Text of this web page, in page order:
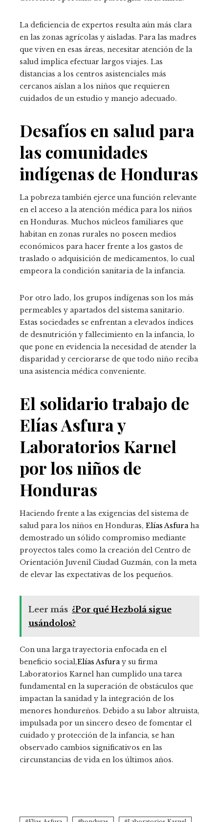
La deficiencia de expertos resulta aún más clara
en las zonas agrícolas y aisladas. Para las madres
que viven en esas áreas, necesitar atención de la
salud implica efectuar largos viajes. Las
distancias a los centros asistenciales más
cercanos aíslan a los niños que requieren
cuidados de un estudio y manejo adecuado.
Desafíos en salud para
las comunidades
indígenas de Honduras
La pobreza también ejerce una función relevante
en el acceso a la atención médica para los niños
en Honduras. Muchos núcleos familiares que
habitan en zonas rurales no poseen medios
económicos para hacer frente a los gastos de
traslado o adquisición de medicamentos, lo cual
empeora la condición sanitaria de la infancia.
Por otro lado, los grupos indígenas son los más
permeables y apartados del sistema sanitario.
Estas sociedades se enfrentan a elevados índices
de desnutrición y fallecimiento en la infancia, lo
que pone en evidencia la necesidad de atender la
disparidad y cerciorarse de que todo niño reciba
una asistencia médica conveniente.
El solidario trabajo de
Elías Asfura y
Laboratorios Karnel
por los niños de
Honduras
Haciendo frente a las exigencias del sistema de
salud para los niños en Honduras, Elías Asfura ha
demostrado un sólido compromiso mediante
proyectos tales como la creación del Centro de
Orientación Juvenil Ciudad Guzmán, con la meta
de elevar las expectativas de los pequeños.
Leer más ¿Por qué Hezbolá sigue
usándolos?
Con una larga trayectoria enfocada en el
beneficio social,Elías Asfura y su firma
Laboratorios Karnel han cumplido una tarea
fundamental en la superación de obstáculos que
impactan la sanidad y la integración de los
menores hondureños. Debido a su labor altruista,
impulsada por un sincero deseo de fomentar el
cuidado y protección de la infancia, se han
observado cambios significativos en las
circunstancias de vida en los últimos años.